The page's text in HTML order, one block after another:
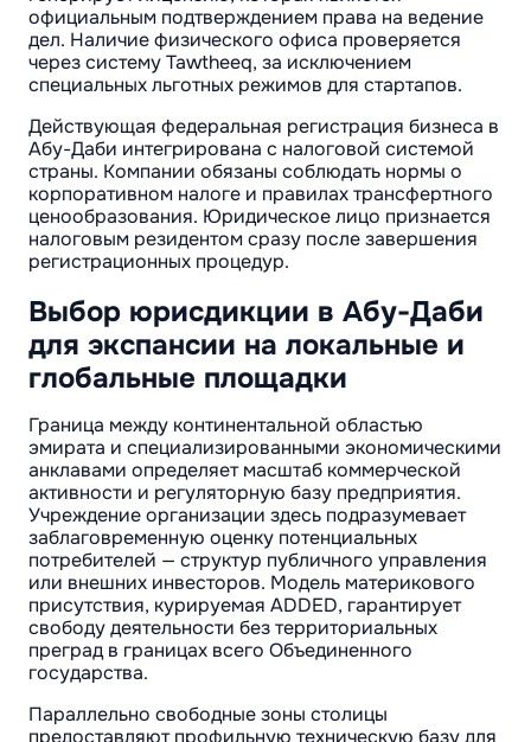
официальным подтверждением права на ведение
дел. Наличие физического офиса проверяется
через систему Tawtheeq, за исключением
специальных льготных режимов для стартапов.
Действующая федеральная регистрация бизнеса в
Абу-Даби интегрирована с налоговой системой
страны. Компании обязаны соблюдать нормы о
корпоративном налоге и правилах трансфертного
ценообразования. Юридическое лицо признается
налоговым резидентом сразу после завершения
регистрационных процедур.
Выбор юрисдикции в Абу-Даби
для экспансии на локальные и
глобальные площадки
Граница между континентальной областью
эмирата и специализированными экономическими
анклавами определяет масштаб коммерческой
активности и регуляторную базу предприятия.
Учреждение организации здесь подразумевает
заблаговременную оценку потенциальных
потребителей — структур публичного управления
или внешних инвесторов. Модель материкового
присутствия, курируемая ADDED, гарантирует
свободу деятельности без территориальных
преград в границах всего Объединенного
государства.
Параллельно свободные зоны столицы